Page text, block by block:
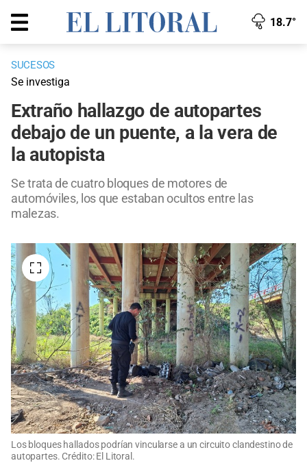
18.7°
SUCESOS
Se investiga
Extraño hallazgo de autopartes
debajo de un puente, a la vera de
la autopista
Se trata de cuatro bloques de motores de
automóviles, los que estaban ocultos entre las
malezas.
Los bloques hallados podrían vincularse a un circuito clandestino de
autopartes. Crédito: El Litoral.